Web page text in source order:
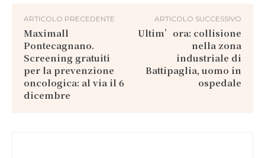
ARTICOLO PRECEDENTE
Maximall
Pontecagnano.
Screening gratuiti
per la prevenzione
oncologica: al via il 6
dicembre
ARTICOLO SUCCESSIVO
Ultim’ora: collisione
nella zona
industriale di
Battipaglia, uomo in
ospedale